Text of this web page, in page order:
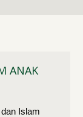
ANAK
Islam